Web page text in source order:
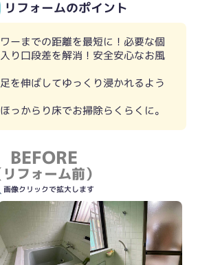
リフォームのポイント
ーまでの距離を最短に！必要な個
り口段差を解消！安全安心なお風
を伸ばしてゆっくり浸かれるよう
っからり床でお掃除らくらくに。
BEFORE
リフォーム前）
画像クリックで拡大します